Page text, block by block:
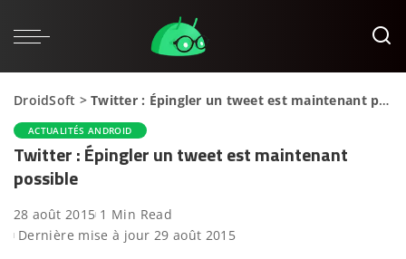
DroidSoft >Twitter : Épingler un tweet est maintenant possible
ACTUALITÉS ANDROID
Twitter : Épingler un tweet est maintenant
possible
28 août 2015 1 Min Read
Dernière mise à jour 29 août 2015